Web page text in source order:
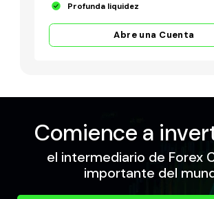
Profunda liquidez
Abre una Cuenta
Comience a
el intermediario de Forex
importante del